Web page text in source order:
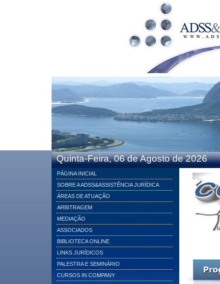
Quinta-Feira, 06 de Agosto de 2026
PÁGINA INICIAL
SOBRE A ADSS&ASSISTÊNCIA JURÍDICA
ÁREAS DE ATUAÇÃO
ARBITRAGEM
MEDIAÇÃO
ASSOCIADOS
BIBLIOTECA ONLINE
LINKS JURÍDICOS
PALESTRA E SEMINÁRIO
CURSOS IN COMPANY